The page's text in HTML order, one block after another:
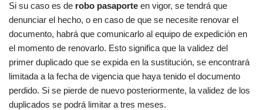
Si su caso es de robo pasaporte en vigor, se tendrá que
denunciar el hecho, o en caso de que se necesite renovar el
documento, habrá que comunicarlo al equipo de expedición en
el momento de renovarlo. Esto significa que la validez del
primer duplicado que se expida en la sustitución, se encontrará
limitada a la fecha de vigencia que haya tenido el documento
perdido. Si se pierde de nuevo posteriormente, la validez de los
duplicados se podrá limitar a tres meses.